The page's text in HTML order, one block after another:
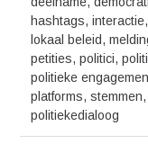
hashtags,interactie
lokaal beleid,
petities,politici,
politieke
platforms,stemmen
politiekedialoog